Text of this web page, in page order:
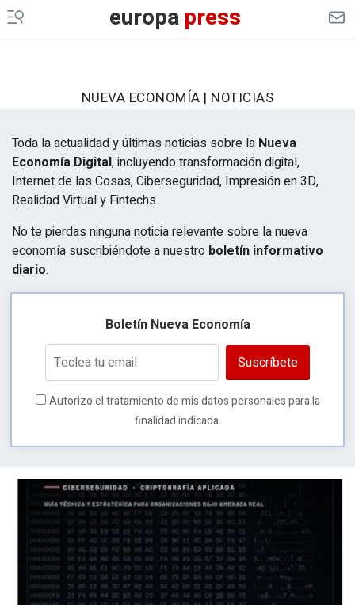
europapress
NUEVA ECONOMÍA | NOTICIAS
Toda la actualidad y últimas noticias sobre la Nueva
Economía Digital, incluyendo transformación digital,
Internet de las Cosas, Ciberseguridad, Impresión en 3D,
Realidad Virtual y Fintechs.
No te pierdas ninguna noticia relevante sobre la nueva
economía suscribiéndote a nuestro boletín informativo
diario.
Boletín Nueva Economía
Suscríbete
Autorizo el tratamiento de mis datos personales para la
finalidad indicada.